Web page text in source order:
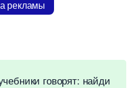
рекламы
говорят: найди